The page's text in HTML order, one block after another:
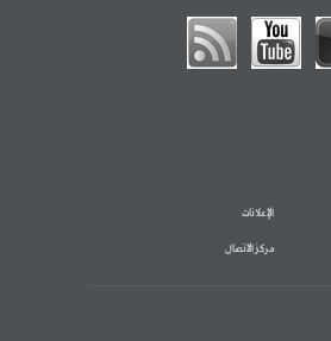
الإعلانات
مركز الاتصال